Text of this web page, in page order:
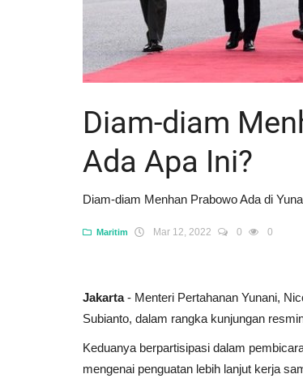
Diam-diam
Ada Apa Ini?
Diam-diam Menhan Prabowo Ada di
Maritim Mar 12, 2022 0 0
Jakarta- Menteri Pertahanan Yunani,
Subianto, dalam rangka kunjungan
Keduanya berpartisipasi dalam
mengenai penguatan lebih lanjut kerja